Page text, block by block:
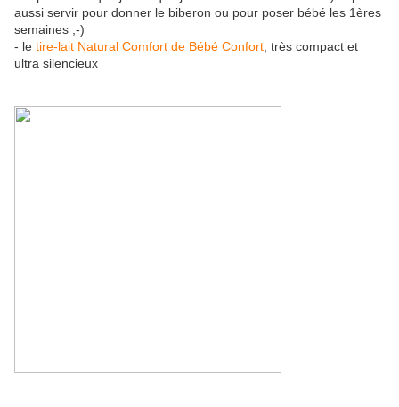
aussi servir pour donner le biberon ou pour poser bébé les 1ères
semaines ;-)
- le tire-lait Natural Comfort de Bébé Confort , très compact et
ultra silencieux